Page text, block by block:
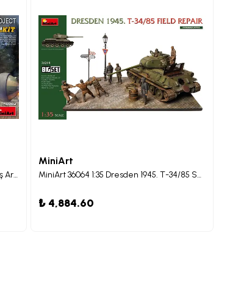
MiniArt 40003 1:35 Küre Biçiminde Savaş Araç Maketi (TsAMO Projesi) Interior Kit
MiniArt
MiniArt 36064 1:35 Dresden 1945. T-34/85 Sahada Onarım Büyük Set Maketi
₺ 4,884.60